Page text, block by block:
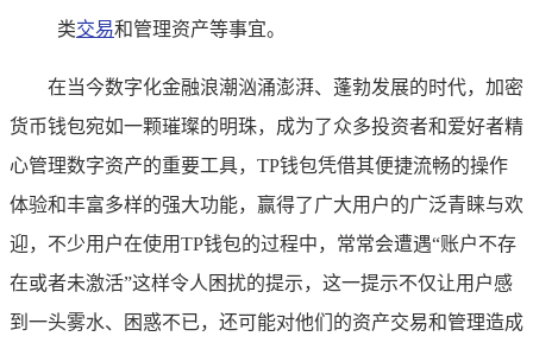
类交易和管理资产等事宜。
在当今数字化金融浪潮汹涌澎湃、蓬勃发展的时代，加密
货币钱包宛如一颗璀璨的明珠，成为了众多投资者和爱好者精
心管理数字资产的重要工具，TP钱包凭借其便捷流畅的操作
体验和丰富多样的强大功能，赢得了广大用户的广泛青睐与欢
迎，不少用户在使用TP钱包的过程中，常常会遭遇“账户不存
在或者未激活”这样令人困扰的提示，这一提示不仅让用户感
到一头雾水、困惑不已，还可能对他们的资产交易和管理造成